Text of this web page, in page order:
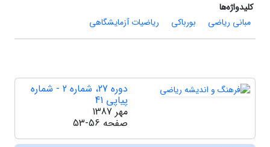
کلیدواژه‌ها
مبانی ریاضی
بورباکی ریاضیات آزمایشگاهی
دوره 27، شماره 2 - شماره
پیاپی 41
مهر 1387
صفحه 53-56